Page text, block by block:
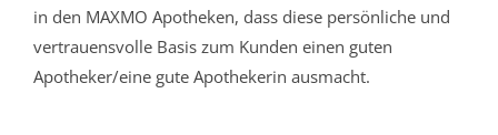
in den MAXMO Apotheken, dass diese persönliche und
vertrauensvolle Basis zum Kunden einen guten
Apotheker/eine gute Apothekerin ausmacht.